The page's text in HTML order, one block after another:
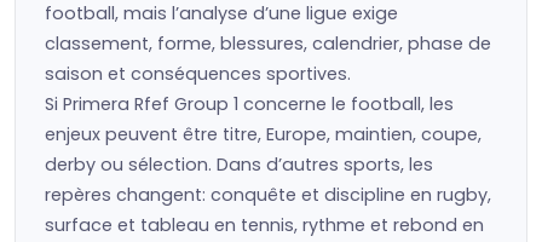
football, mais l’analyse d’une ligue exige
classement, forme, blessures, calendrier, phase de
saison et conséquences sportives.
Si Primera Rfef Group 1 concerne le football, les
enjeux peuvent être titre, Europe, maintien, coupe,
derby ou sélection. Dans d’autres sports, les
repères changent: conquête et discipline en rugby,
surface et tableau en tennis, rythme et rebond en